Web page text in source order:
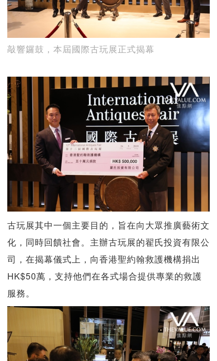
敲響鑼鼓，本屆國際古玩展正式揭幕
古玩展其中一個主要目的，旨在向大眾推廣藝術文
化，同時回饋社會。主辦古玩展的翟氏投資有限公
司，在揭幕儀式上，向香港聖約翰救護機構捐出
HK$50萬，支持他們在各式場合提供專業的救護
服務。